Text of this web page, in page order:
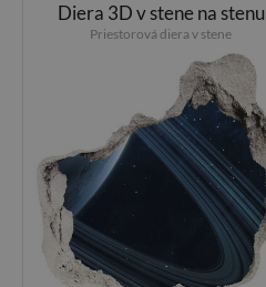
Diera 3D v stene na stenu
Priestorová diera v stene